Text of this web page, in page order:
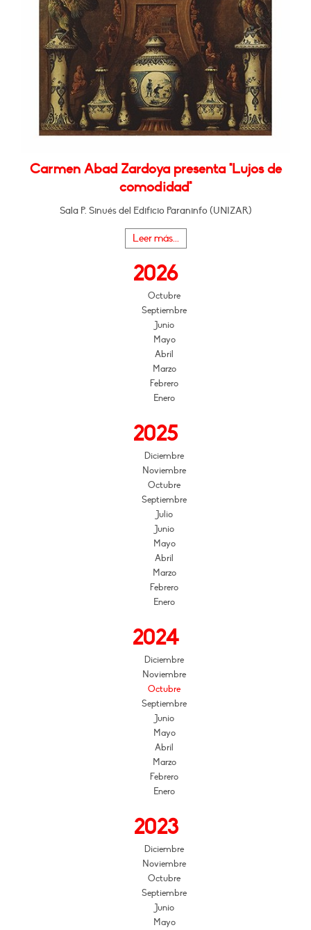
Carmen Abad Zardoya presenta "Lujos de
comodidad"
Sala P. Sinués del Edificio Paraninfo (UNIZAR)
Leer más...
2026
Octubre
Septiembre
Junio
Mayo
Abril
Marzo
Febrero
Enero
2025
Diciembre
Noviembre
Octubre
Septiembre
Julio
Junio
Mayo
Abril
Marzo
Febrero
Enero
2024
Diciembre
Noviembre
Octubre
Septiembre
Junio
Mayo
Abril
Marzo
Febrero
Enero
2023
Diciembre
Noviembre
Octubre
Septiembre
Junio
Mayo